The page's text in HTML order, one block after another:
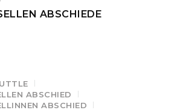
ABSCHIEDE
ABSCHIED
ABSCHIED